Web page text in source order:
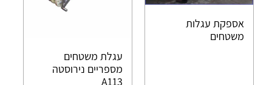
אספקת עגלות
משטחים
עגלת משטחים
מספריים נירוסטה
A113